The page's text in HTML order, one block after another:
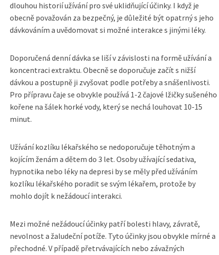
dlouhou historií užívání pro své uklidňující účinky. I když je
obecně považován za bezpečný, je důležité být opatrný s jeho
dávkováním a uvědomovat si možné interakce s jinými léky.
Doporučená denní dávka se liší v závislosti na formě užívání a
koncentraci extraktu. Obecně se doporučuje začít s nižší
dávkou a postupně ji zvyšovat podle potřeby a snášenlivosti.
Pro přípravu čaje se obvykle používá 1-2 čajové lžičky sušeného
kořene na šálek horké vody, který se nechá louhovat 10-15
minut.
Užívání kozlíku lékařského se nedoporučuje těhotným a
kojícím ženám a dětem do 3 let. Osoby užívající sedativa,
hypnotika nebo léky na depresi by se měly před užíváním
kozlíku lékařského poradit se svým lékařem, protože by
mohlo dojít k nežádoucí interakci.
Mezi možné nežádoucí účinky patří bolesti hlavy, závratě,
nevolnost a žaludeční potíže. Tyto účinky jsou obvykle mírné a
přechodné. V případě přetrvávajících nebo závažných